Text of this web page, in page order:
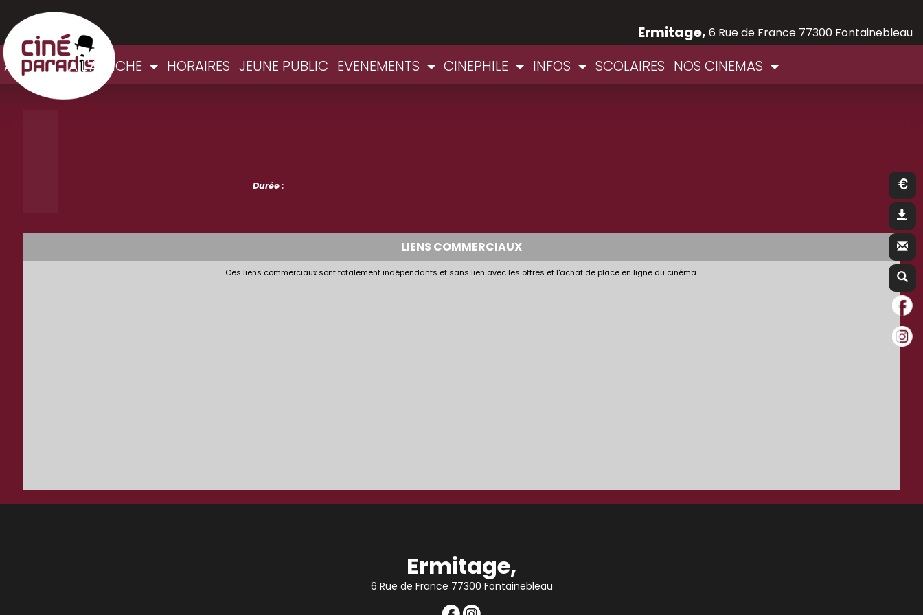
Ermitage, 6 Rue de France 77300 Fontainebleau
ACCUEIL A L'AFFICHE HORAIRES JEUNE PUBLIC EVENEMENTS CINEPHILE INFOS SCOLAIRES NOS CINEMAS
Durée :
LIENS COMMERCIAUX
Ces liens commerciaux sont totalement indépendants et sans lien avec les offres et l'achat de place en ligne du cinéma.
Ermitage,
6 Rue de France 77300 Fontainebleau